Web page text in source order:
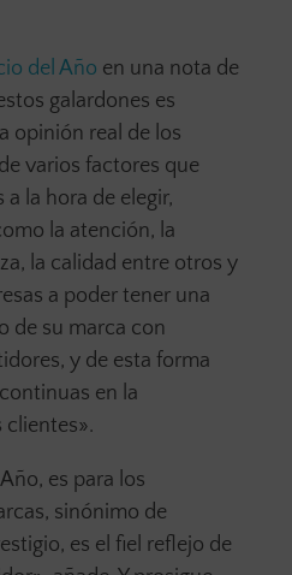
del Año en una nota de
galardones es
opinión real de los
varios factores que
la hora de elegir,
la atención, la
la calidad entre otros y
a poder tener una
de su marca con
y de esta forma
en la
es para los
sinónimo de
es el fiel reflejo de